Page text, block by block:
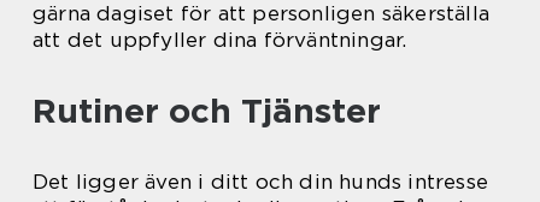
gärna dagiset för att personligen säkerställa
att det uppfyller dina förväntningar.
Rutiner och Tjänster
Det ligger även i ditt och din hunds intresse